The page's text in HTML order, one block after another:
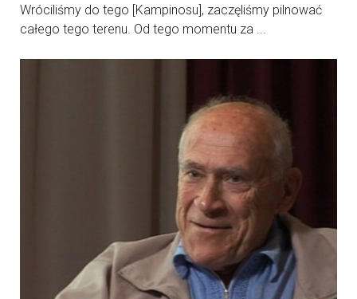
Wróciliśmy do tego [Kampinosu], zaczęliśmy pilnować
całego tego terenu. Od tego momentu za ...